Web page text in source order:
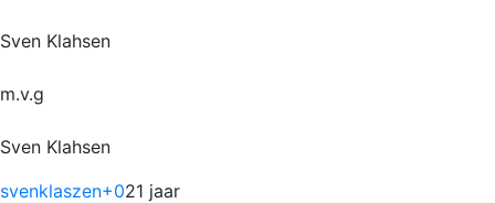
Sven Klahsen
m.v.g
Sven Klahsen
svenklaszen+021 jaar